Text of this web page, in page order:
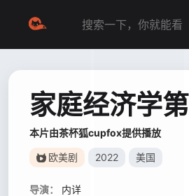
家庭经济学
本片由茶杯狐cupfox提供播放
欧美剧 2022 美国
导演：
内详